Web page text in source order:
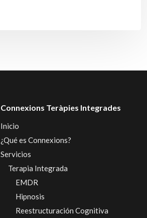
Connexions Teràpies Integrades
Inicio
¿Qué es Connexions?
Servicios
Terapia Integrada
EMDR
Hipnosis
Reestructuración Cognitiva